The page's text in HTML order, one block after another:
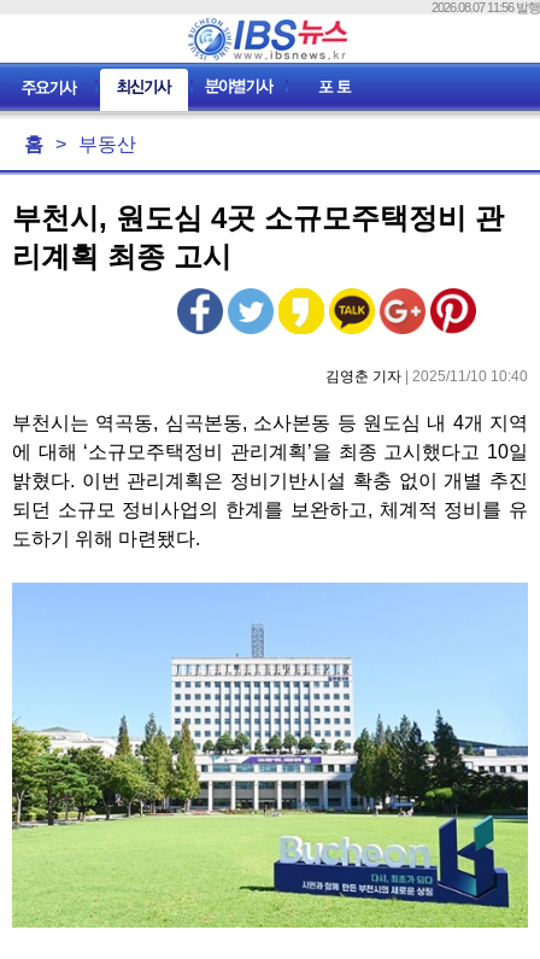
2026.08.07 11:56 발행
홈 > 부동산
부천시, 원도심 4곳 소규모주택정비 관
리계획 최종 고시
김영춘 기자 | 2025/11/10 10:40
부천시는 역곡동, 심곡본동, 소사본동 등 원도심 내 4개 지역
에 대해 ‘소규모주택정비 관리계획’을 최종 고시했다고 10일
밝혔다. 이번 관리계획은 정비기반시설 확충 없이 개별 추진
되던 소규모 정비사업의 한계를 보완하고, 체계적 정비를 유
도하기 위해 마련됐다.